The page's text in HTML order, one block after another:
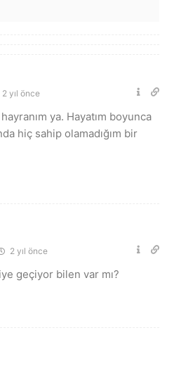
2 yıl önce
ya. Hayatım boyunca
hiç sahip olamadığım bir
2 yıl önce
geçiyor bilen var mı?